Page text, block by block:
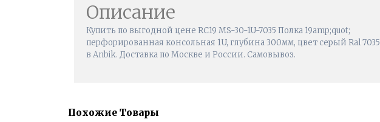
Описание
Купить по выгодной цене RC19 MS-30-1U-7035 Полка 19amp;quot;
перфорированная консольная 1U, глубина 300мм, цвет серый Ral 7035
в Anbik. Доставка по Москве и России. Самовывоз.
Похожие Товары